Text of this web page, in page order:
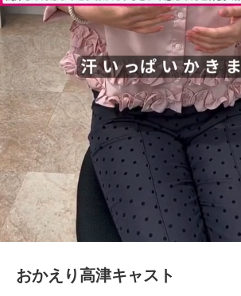
おかえり高津キャスト